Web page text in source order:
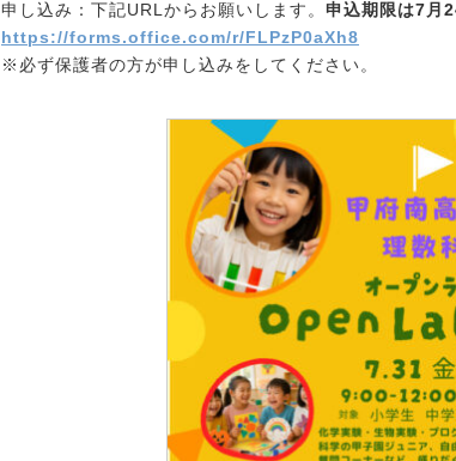
申し込み：下記URLからお願いします。 申込期限は7月
https://forms.office.com/r/FLPzP0aXh8
※必ず保護者の方が申し込みをしてください。